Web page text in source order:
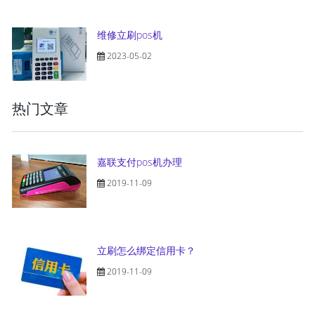
维修立刷pos机
2023-05-02
热门文章
嘉联支付pos机办理
2019-11-09
立刷怎么绑定信用卡？
2019-11-09